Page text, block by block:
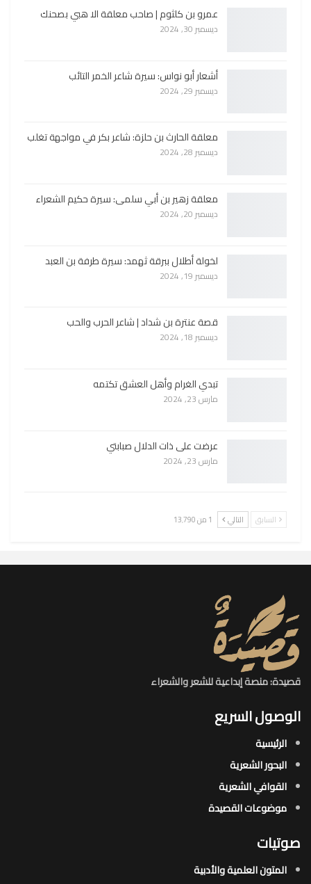
عمرو بن كلثوم | صاحب معلقة الا هبي بصحنك
ديسمبر 30, 2024
أشعار أبو نواس: سيرة شاعر الخمر التائب
ديسمبر 29, 2024
معلقة الحارث بن حلزة: شاعر بكر في مواجهة تغلب
ديسمبر 28, 2024
معلقة زهير بن أبي سلمى: سيرة حكيم الشعراء
ديسمبر 20, 2024
لخولة أطلال ببرقة ثهمد: سيرة طرفة بن العبد
ديسمبر 19, 2024
قصة عنترة بن شداد | شاعر الحرب والحب
ديسمبر 18, 2024
تبدي الغرام وأهل العشق تكتمه
مارس 23, 2024
عرضت على ذات الدلال صبابتي
مارس 23, 2024
السابق التالي 1 من 13٬790
قصيدة: منصة إبداعية للشعر والشعراء
الوصول السريع
الرئيسية
البحور الشعرية​
القوافي الشعرية​
موضوعات القصيدة​
صوتيات
المتون العلمية والأدبية